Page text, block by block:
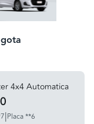
4x4 Automatica
|Placa **6